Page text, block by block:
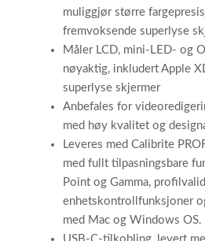
muliggjør større
fremvoksende superlyse
Måler LCD, mini-LED- og
nøyaktig, inkludert Apple
superlyse skjermer
Anbefales for
med høy kvalitet og
Leveres med Calibrite
med fullt tilpasningsbare
Point og Gamma,
enhetskontrollfunksjoner
med Mac og Windows OS.